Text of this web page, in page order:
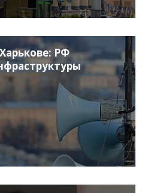
РФ